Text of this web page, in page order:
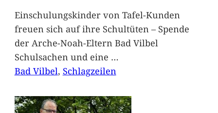
Einschulungskinder von Tafel-Kunden
freuen sich auf ihre Schultüten – Spende
der Arche-Noah-Eltern Bad Vilbel
Schulsachen und eine …
Bad Vilbel, Schlagzeilen